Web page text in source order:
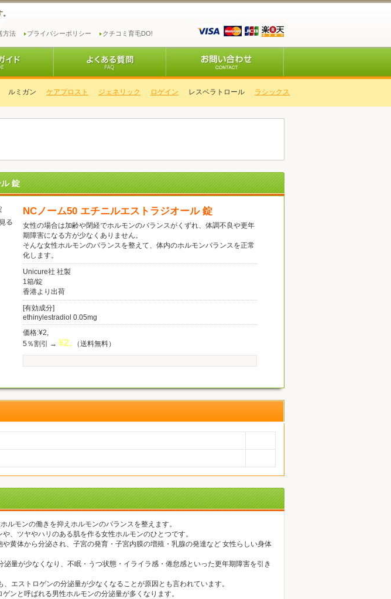
方法 プライバシーポリシー クチコミ育毛DO!
ルミガン ケアプロスト ジェネリック ロゲイン レスベラトロール ラシックス
錠
NCノーム50 エチニルエストラジオール 錠
女性の場合は加齢や閉経でホルモンのバランスがくずれ、体調不良や更年
期障害になる方が少なくありません。
そんな女性ホルモンのバランスを整えて、体内のホルモンバランスを正常
化します。
Unicure社 社製
1箱/錠
香港より出荷
[有効成分]
ethinylestradiol 0.05mg
価格:¥2,
5％割引 → ¥2, （送料無料）
ルモンの働きを抑えホルモンのバランスを整えます。
、ツヤやハリのある肌を作る女性ホルモンのひとつです。
黄体から分泌され、子宮の発育・子宮内膜の増殖・乳腺の発達など 女性らしい身体
量が少なくなり、不眠・うつ状態・イライラ感・倦怠感といった更年期障害を引き
エストロゲンの分泌量が少なくなることが原因とも言われています。
ンと呼ばれる男性ホルモンの分泌量が多くなります。